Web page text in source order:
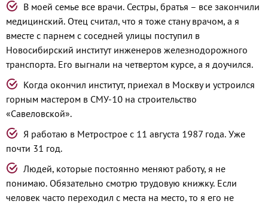
В моей семье все врачи. Сестры, братья – все закончили
медицинский. Отец считал, что я тоже стану врачом, а я
вместе с парнем с соседней улицы поступил в
Новосибирский институт инженеров железнодорожного
транспорта. Его выгнали на четвертом курсе, а я доучился.
Когда окончил институт, приехал в Москву и устроился
горным мастером в СМУ-10 на строительство
«Савеловской».
Я работаю в Метрострое с 11 августа 1987 года. Уже
почти 31 год.
Людей, которые постоянно меняют работу, я не
понимаю. Обязательно смотрю трудовую книжку. Если
человек часто переходил с места на место, то я его не